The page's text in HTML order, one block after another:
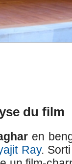
du film
en
Ray.